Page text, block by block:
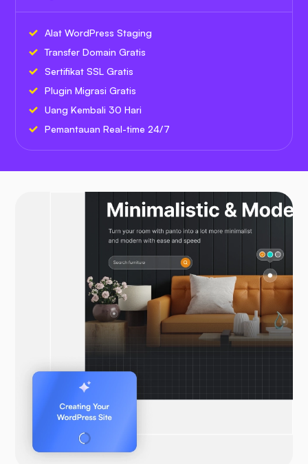
Alat WordPress Staging
Transfer Domain Gratis
Sertifikat SSL Gratis
Plugin Migrasi Gratis
Uang Kembali 30 Hari
Pemantauan Real-time 24/7